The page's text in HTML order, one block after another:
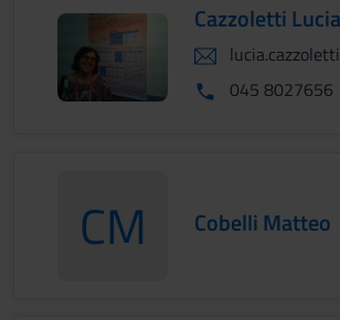
Cazzoletti Lucia
045 8027656
CMCobelliMatteoCobelli Matteo